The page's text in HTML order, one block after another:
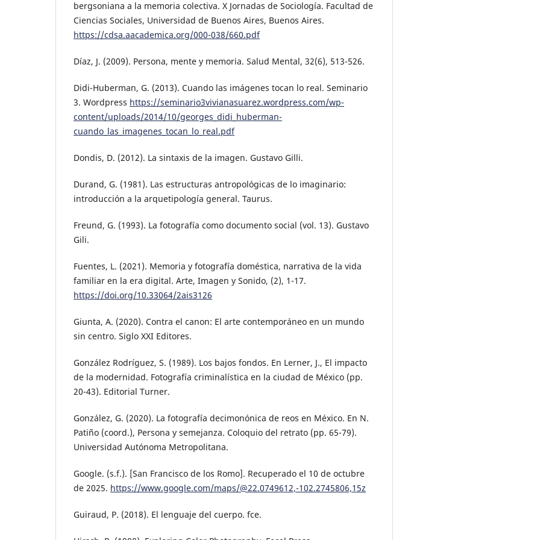
bergsoniana a la memoria colectiva. X Jornadas de Sociología. Facultad de
Ciencias Sociales, Universidad de Buenos Aires, Buenos Aires.
https://cdsa.aacademica.org/000-038/660.pdf
Díaz, J. (2009). Persona, mente y memoria. Salud Mental, 32(6), 513-526.
Didi-Huberman, G. (2013). Cuando las imágenes tocan lo real. Seminario
3. Wordpress https://seminario3vivianasuarez.wordpress.com/wp-
content/uploads/2014/10/georges_didi_huberman-
cuando_las_imagenes_tocan_lo_real.pdf
Dondis, D. (2012). La sintaxis de la imagen. Gustavo Gilli.
Durand, G. (1981). Las estructuras antropológicas de lo imaginario:
introducción a la arquetipología general. Taurus.
Freund, G. (1993). La fotografía como documento social (vol. 13). Gustavo
Gili.
Fuentes, L. (2021). Memoria y fotografía doméstica, narrativa de la vida
familiar en la era digital. Arte, Imagen y Sonido, (2), 1-17.
https://doi.org/10.33064/2ais3126
Giunta, A. (2020). Contra el canon: El arte contemporáneo en un mundo
sin centro. Siglo XXI Editores.
González Rodríguez, S. (1989). Los bajos fondos. En Lerner, J., El impacto
de la modernidad. Fotografía criminalística en la ciudad de México (pp.
20-43). Editorial Turner.
González, G. (2020). La fotografía decimonónica de reos en México. En N.
Patiño (coord.), Persona y semejanza. Coloquio del retrato (pp. 65-79).
Universidad Autónoma Metropolitana.
Google. (s.f.). [San Francisco de los Romo]. Recuperado el 10 de octubre
de 2025. https://www.google.com/maps/@22.0749612,-102.2745806,15z
Guiraud, P. (2018). El lenguaje del cuerpo. fce.